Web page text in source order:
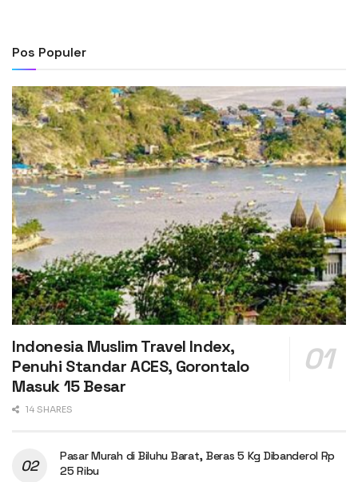
Pos Populer
Indonesia Muslim Travel Index,
Penuhi Standar ACES, Gorontalo
Masuk 15 Besar
14 SHARES
Pasar Murah di Biluhu Barat, Beras 5 Kg Dibanderol Rp
25 Ribu